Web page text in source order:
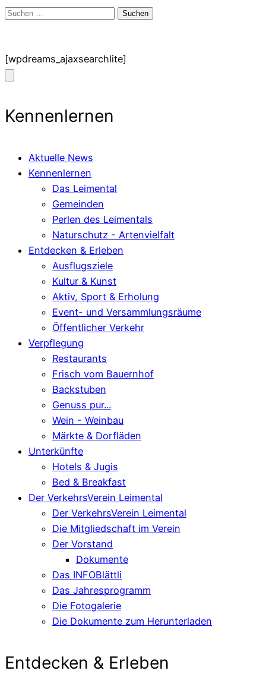
Suchen
[wpdreams_ajaxsearchlite]
Kennenlernen
Aktuelle News
Kennenlernen
Das Leimental
Gemeinden
Perlen des Leimentals
Naturschutz - Artenvielfalt
Entdecken & Erleben
Ausflugsziele
Kultur & Kunst
Aktiv, Sport & Erholung
Event- und Versammlungsräume
Öffentlicher Verkehr
Verpflegung
Restaurants
Frisch vom Bauernhof
Backstuben
Genuss pur...
Wein - Weinbau
Märkte & Dorfläden
Unterkünfte
Hotels & Jugis
Bed & Breakfast
Der VerkehrsVerein Leimental
Der VerkehrsVerein Leimental
Die Mitgliedschaft im Verein
Der Vorstand
Dokumente
Das INFOBlättli
Das Jahresprogramm
Die Fotogalerie
Die Dokumente zum Herunterladen
Entdecken & Erleben